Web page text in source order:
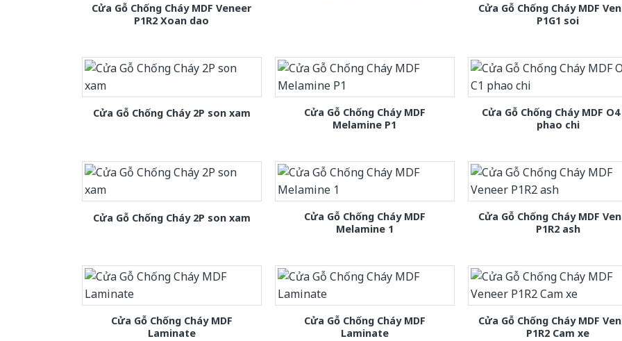
Cửa Gỗ Chống Cháy MDF Veneer
P1R2 Xoan dao
Cửa Gỗ Chống Cháy MDF
P1G1 soi
Cửa Gỗ Chống Cháy 2P son xam
Cửa Gỗ Chống Cháy MDF
Melamine P1
Cửa Gỗ Chống Cháy MDF O4
phao chi
Cửa Gỗ Chống Cháy 2P son xam
Cửa Gỗ Chống Cháy MDF
Melamine 1
Cửa Gỗ Chống Cháy MDF
P1R2 ash
Cửa Gỗ Chống Cháy MDF
Laminate
Cửa Gỗ Chống Cháy MDF
Laminate
Cửa Gỗ Chống Cháy MDF
P1R2 Cam xe